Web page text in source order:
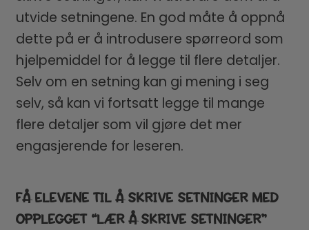
utvide setningene. En god måte å oppnå
dette på er å introdusere spørreord som
hjelpemiddel for å legge til flere detaljer.
Selv om en setning kan gi mening i seg
selv, så kan vi fortsatt legge til mange
flere detaljer som vil gjøre det mer
engasjerende for leseren.
FÅ ELEVENE TIL Å SKRIVE SETNINGER MED
OPPLEGGET “LÆR Å SKRIVE SETNINGER”